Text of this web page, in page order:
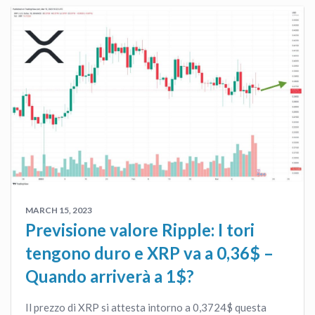
MARCH 15, 2023
Previsione valore Ripple: I tori
tengono duro e XRP va a 0,36$ –
Quando arriverà a 1$?
Il prezzo di XRP si attesta intorno a 0,3724$ questa